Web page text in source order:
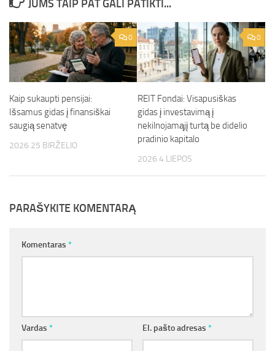
JUMS TAIP PAT GALI PATIKTI...
0
Kaip sukaupti pensijai:
Išsamus gidas į finansiškai
saugią senatvę
2026 25 BIRŽELIO
0
REIT Fondai: Visapusiškas
gidas į investavimą į
nekilnojamąjį turtą be didelio
pradinio kapitalo
2026 4 LIEPOS
PARAŠYKITE KOMENTARĄ
Komentaras *
Vardas * El. pašto adresas *